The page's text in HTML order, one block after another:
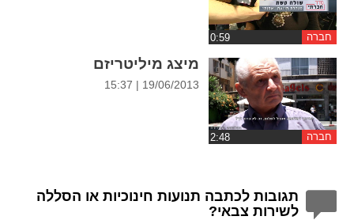
חברה
חברה
מיצג מיליטריזם
19/06/2013 | 15:37
תגובות לכתבה תנועות חינוכיות או הסללה
לשירות צבאי?